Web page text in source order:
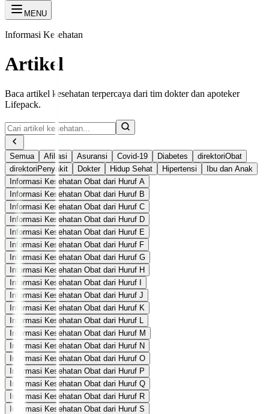
MENU
Informasi Kesehatan
Artikel
Baca artikel kesehatan terpercaya dari tim dokter dan apoteker
Lifepack.
Semua Afiliasi Asuransi Covid-19 Diabetes
direktoriObat
direktoriPenyakit
Dokter Hidup Sehat Hipertensi
Ibu dan Anak
Informasi Kesehatan Obat dari Huruf A
Informasi Kesehatan Obat dari Huruf B
Informasi Kesehatan Obat dari Huruf C
Informasi Kesehatan Obat dari Huruf D
Informasi Kesehatan Obat dari Huruf E
Informasi Kesehatan Obat dari Huruf F
Informasi Kesehatan Obat dari Huruf G
Informasi Kesehatan Obat dari Huruf H
Informasi Kesehatan Obat dari Huruf I
Informasi Kesehatan Obat dari Huruf J
Informasi Kesehatan Obat dari Huruf K
Informasi Kesehatan Obat dari Huruf L
Informasi Kesehatan Obat dari Huruf M
Informasi Kesehatan Obat dari Huruf N
Informasi Kesehatan Obat dari Huruf O
Informasi Kesehatan Obat dari Huruf P
Informasi Kesehatan Obat dari Huruf Q
Informasi Kesehatan Obat dari Huruf R
Informasi Kesehatan Obat dari Huruf S